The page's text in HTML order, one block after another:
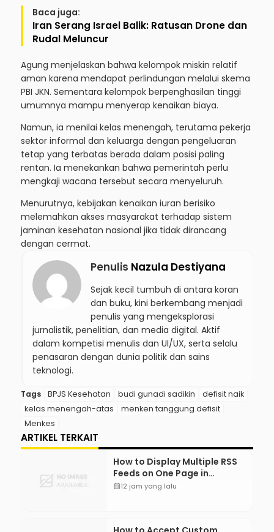
Baca juga:
Iran Serang Israel Balik: Ratusan Drone dan
Rudal Meluncur
Agung menjelaskan bahwa kelompok miskin relatif
aman karena mendapat perlindungan melalui skema
PBI JKN. Sementara kelompok berpenghasilan tinggi
umumnya mampu menyerap kenaikan biaya.
Namun, ia menilai kelas menengah, terutama pekerja
sektor informal dan keluarga dengan pengeluaran
tetap yang terbatas berada dalam posisi paling
rentan. Ia menekankan bahwa pemerintah perlu
mengkaji wacana tersebut secara menyeluruh.
Menurutnya, kebijakan kenaikan iuran berisiko
melemahkan akses masyarakat terhadap sistem
jaminan kesehatan nasional jika tidak dirancang
dengan cermat.
Penulis Nazula Destiyana
Sejak kecil tumbuh di antara koran
dan buku, kini berkembang menjadi
penulis yang mengeksplorasi
jurnalistik, penelitian, dan media digital. Aktif
dalam kompetisi menulis dan UI/UX, serta selalu
penasaran dengan dunia politik dan sains
teknologi.
Tags BPJS Kesehatan budi gunadi sadikin
defisit naik
kelas menengah-atas
menken tanggung defisit
Menkes
ARTIKEL TERKAIT
How to Display Multiple RSS
Feeds on One Page in
WordPress
calendar_month12 jam yang lalu